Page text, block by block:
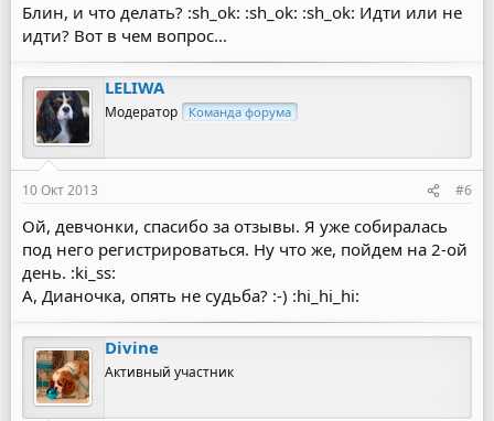
Блин, и что делать? :sh_ok: :sh_ok: :sh_ok: Идти или не
идти? Вот в чем вопрос...
LELIWA
Модератор Команда форума
10 Окт 2013 #6
Ой, девчонки, спасибо за отзывы. Я уже собиралась
под него регистрироваться. Ну что же, пойдем на 2-ой
день. :ki_ss:
А, Дианочка, опять не судьба? :-) :hi_hi_hi:
Divine
Активный участник